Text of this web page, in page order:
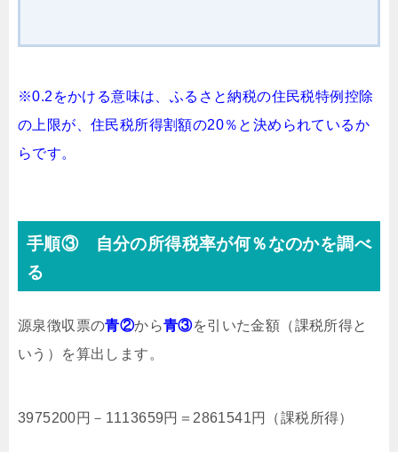
※0.2をかける意味は、ふるさと納税の住民税特例控除
の上限が、住民税所得割額の20％と決められているか
らです。
手順③ 自分の所得税率が何％なのかを調べ
る
源泉徴収票の青②から青③を引いた金額（課税所得と
いう）を算出します。
3975200円－1113659円＝2861541円（課税所得）